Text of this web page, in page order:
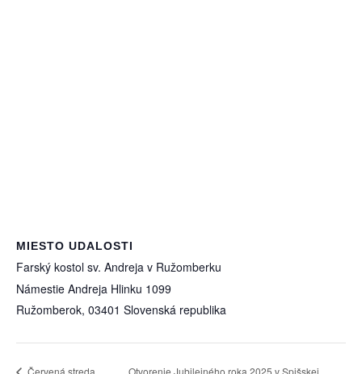
MIESTO UDALOSTI
Farský kostol sv. Andreja v Ružomberku
Námestie Andreja Hlinku 1099
Ružomberok, 03401 Slovenská republika